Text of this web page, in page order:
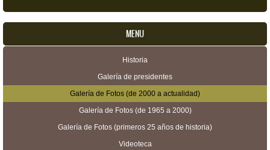
MENU
Historia
Galería de presidentes
Galería de Fotos (de 2000 a actualidad)
Galería de Fotos (de 1965 a 2000)
Galería de Fotos (primeros 25 años de historia)
Videoteca